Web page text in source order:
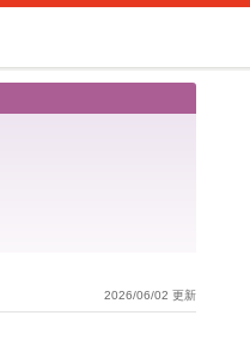
2026/06/02 更新